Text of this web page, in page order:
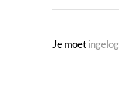
Je moet